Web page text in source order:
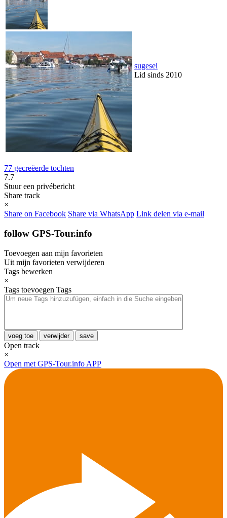
sugesei
Lid sinds 2010
77 gecreëerde tochten
7.7
Stuur een privébericht
Share track
×
Share on Facebook Share via WhatsApp Link delen via e-mail
follow GPS-Tour.info
Toevoegen aan mijn favorieten
Uit mijn favorieten verwijderen
Tags bewerken
×
Tags toevoegen Tags
voeg toe verwijder save
Open track
×
Open met GPS-Tour.info APP